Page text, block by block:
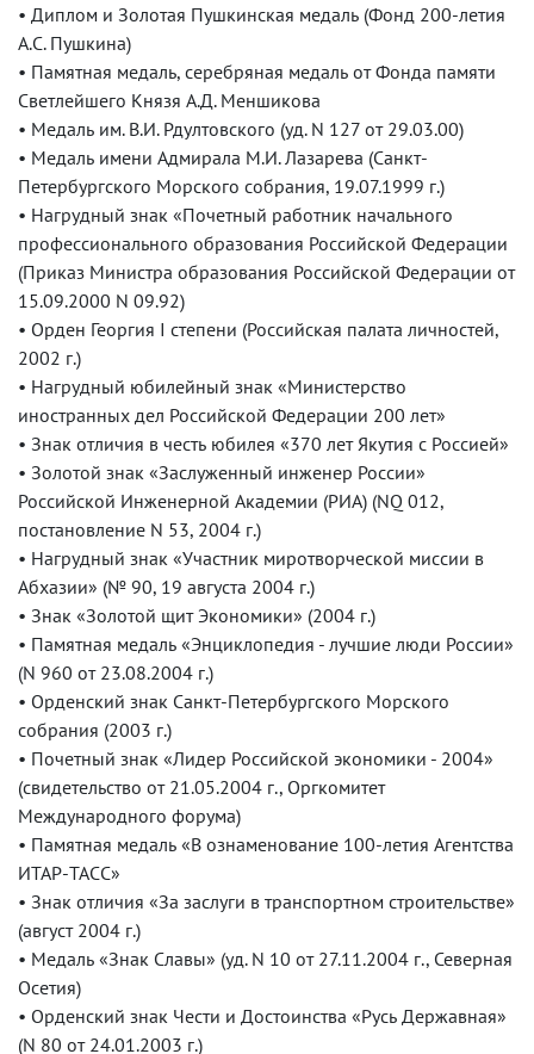
• Диплом и Золотая Пушкинская медаль (Фонд 200-летия
А.С. Пушкина)
• Памятная медаль, серебряная медаль от Фонда памяти
Светлейшего Князя А.Д. Меншикова
• Медаль им. В.И. Рдултовского (уд. N 127 от 29.03.00)
• Медаль имени Адмирала М.И. Лазарева (Санкт-
Петербургского Морского собрания, 19.07.1999 г.)
• Нагрудный знак «Почетный работник начального
профессионального образования Российской Федерации
(Приказ Министра образования Российской Федерации от
15.09.2000 N 09.92)
• Орден Георгия I степени (Российская палата личностей,
2002 г.)
• Нагрудный юбилейный знак «Министерство
иностранных дел Российской Федерации 200 лет»
• Знак отличия в честь юбилея «370 лет Якутия с Россией»
• Золотой знак «Заслуженный инженер России»
Российской Инженерной Академии (РИА) (NQ 012,
постановление N 53, 2004 г.)
• Нагрудный знак «Участник миротворческой миссии в
Абхазии» (№ 90, 19 августа 2004 г.)
• Знак «Золотой щит Экономики» (2004 г.)
• Памятная медаль «Энциклопедия - лучшие люди России»
(N 960 от 23.08.2004 г.)
• Орденский знак Санкт-Петербургского Морского
собрания (2003 г.)
• Почетный знак «Лидер Российской экономики - 2004»
(свидетельство от 21.05.2004 г., Оргкомитет
Международного форума)
• Памятная медаль «В ознаменование 100-летия Агентства
ИТАР-ТАСС»
• Знак отличия «За заслуги в транспортном строительстве»
(август 2004 г.)
• Медаль «Знак Славы» (уд. N 10 от 27.11.2004 г., Северная
Осетия)
• Орденский знак Чести и Достоинства «Русь Державная»
(N 80 от 24.01.2003 г.)